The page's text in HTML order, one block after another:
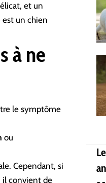
et un
un chien
à ne
le symptôme
ou
Cependant, si
il convient de